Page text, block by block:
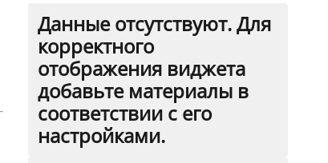
Данные отсутствуют. Для
корректного
отображения виджета
добавьте материалы в
соответствии с его
настройками.